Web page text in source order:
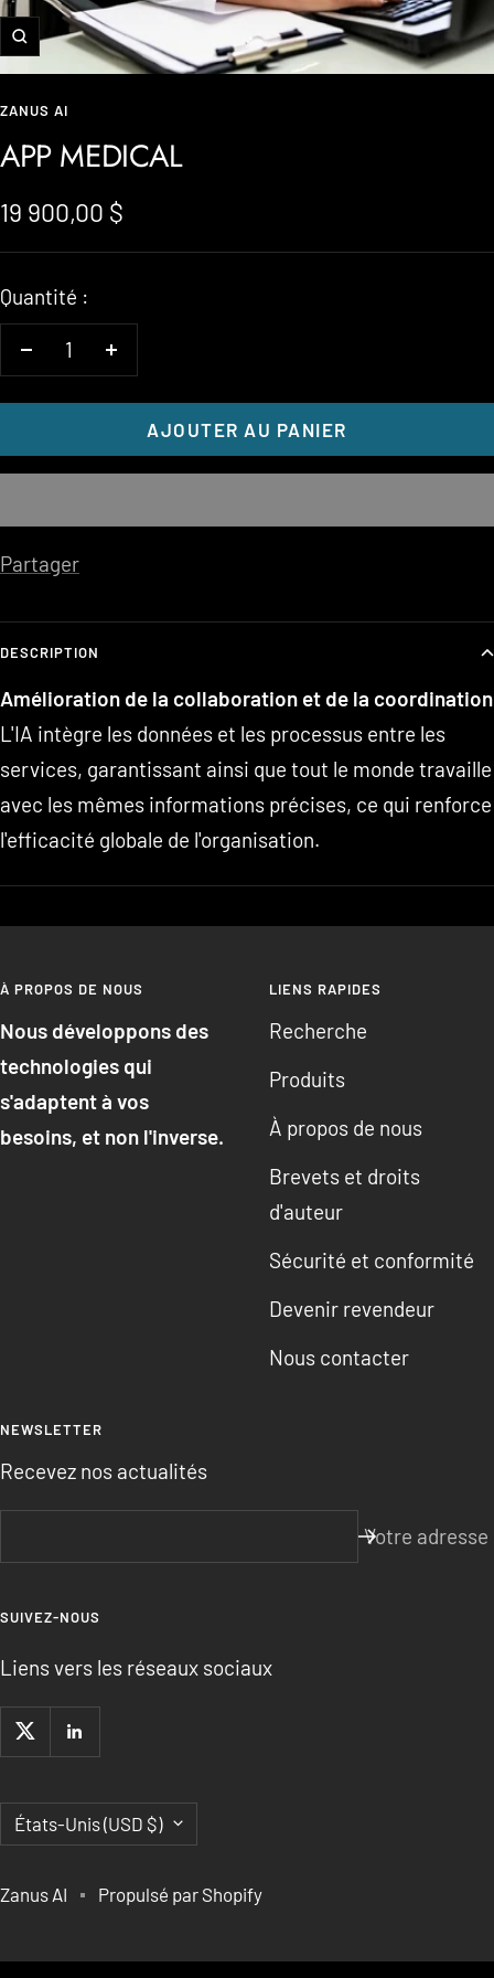
Zoom
ZANUS AI
APP MEDICAL
Prix
de
vente
19 900,00 $
Quantité :
Diminuer
la
la
quantité
AJOUTER AU PANIER
Partager
DESCRIPTION
Amélioration de la collaboration et de la coordination
L'IA intègre les données et les processus entre les
services, garantissant ainsi que tout le monde travaille
avec les mêmes informations précises, ce qui renforce
l'efficacité globale de l'organisation.
À PROPOS DE NOUS
Nous développons des
technologies qui
s'adaptent à vos
besoins, et non l'inverse.
LIENS RAPIDES
Recherche
Produits
À propos de nous
Brevets et droits
d'auteur
Sécurité et conformité
Devenir revendeur
Nous contacter
NEWSLETTER
Recevez nos actualités
Votre
SUIVEZ-NOUS
Liens vers les réseaux sociaux
Pays/région
États-Unis (USD $)
Zanus AI Propulsé par Shopify